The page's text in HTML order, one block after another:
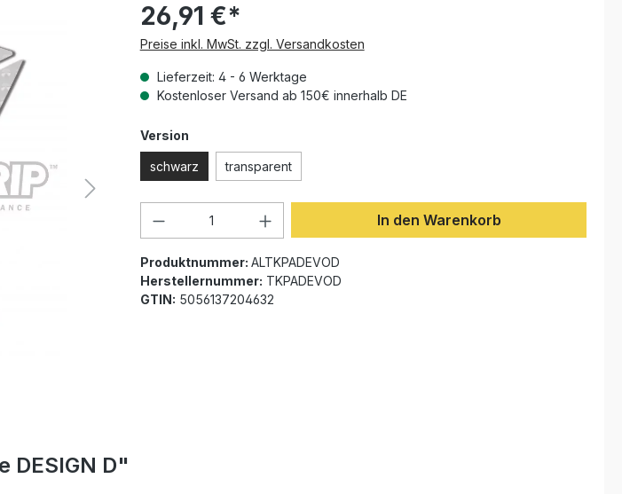
26,91 €*
Preise inkl. MwSt. zzgl. Versandkosten
Lieferzeit: 4 - 6 Werktage
Kostenloser Versand ab 150€ innerhalb DE
Versionauswählen
schwarz transparent
Produkt Anzahl: Gib den gewünschten Wert
In den Warenkorb
Produktnummer: ALTKPADEVOD
Herstellernummer: TKPADEVOD
GTIN: 5056137204632
DESIGN D"